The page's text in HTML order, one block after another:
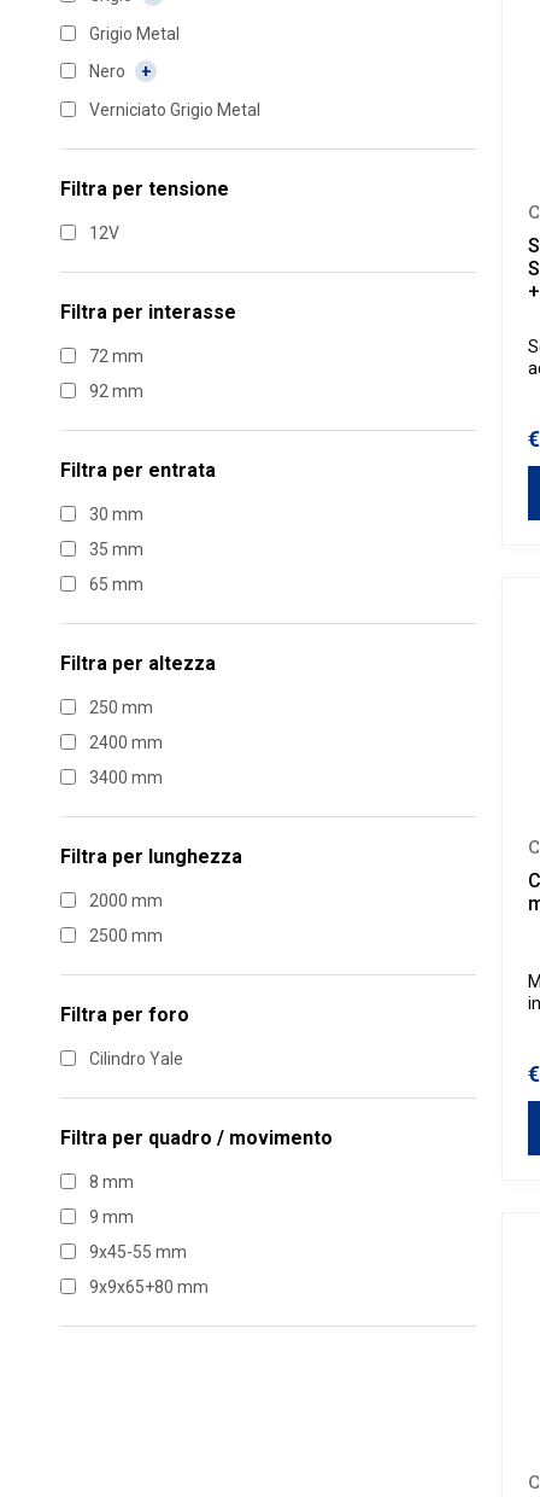
Grigio Metal
Nero
Verniciato Grigio Metal
Filtra per tensione
12V
Filtra per interasse
72 mm
92 mm
Filtra per entrata
30 mm
35 mm
65 mm
Filtra per altezza
250 mm
2400 mm
3400 mm
Filtra per lunghezza
2000 mm
2500 mm
Filtra per foro
Cilindro Yale
Filtra per quadro / movimento
8 mm
9 mm
9x45-55 mm
9x9x65+80 mm